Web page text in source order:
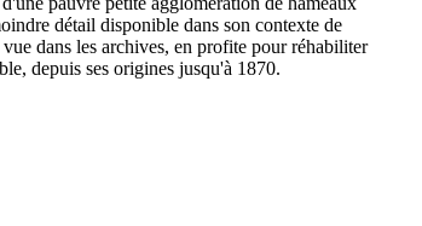
détail disponible dans son contexte de
dans les archives, en profite pour réhabiliter
depuis ses origines jusqu'à 1870.